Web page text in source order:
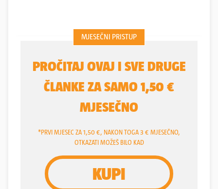
općina.Od 112 solo kandidata 71 je hadezeovac
Najviše općina sa samo jednim kandidatom za
županiji - sedamnaest. Od toga su 15 iz HDZ-a, a
dva iz SDSS-a. Što to sve znači?